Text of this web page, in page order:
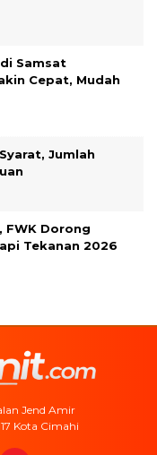
Samsat
Cepat, Mudah
Jumlah
FWK Dorong
Tekanan 2026
Jend Amir
Kota Cimahi